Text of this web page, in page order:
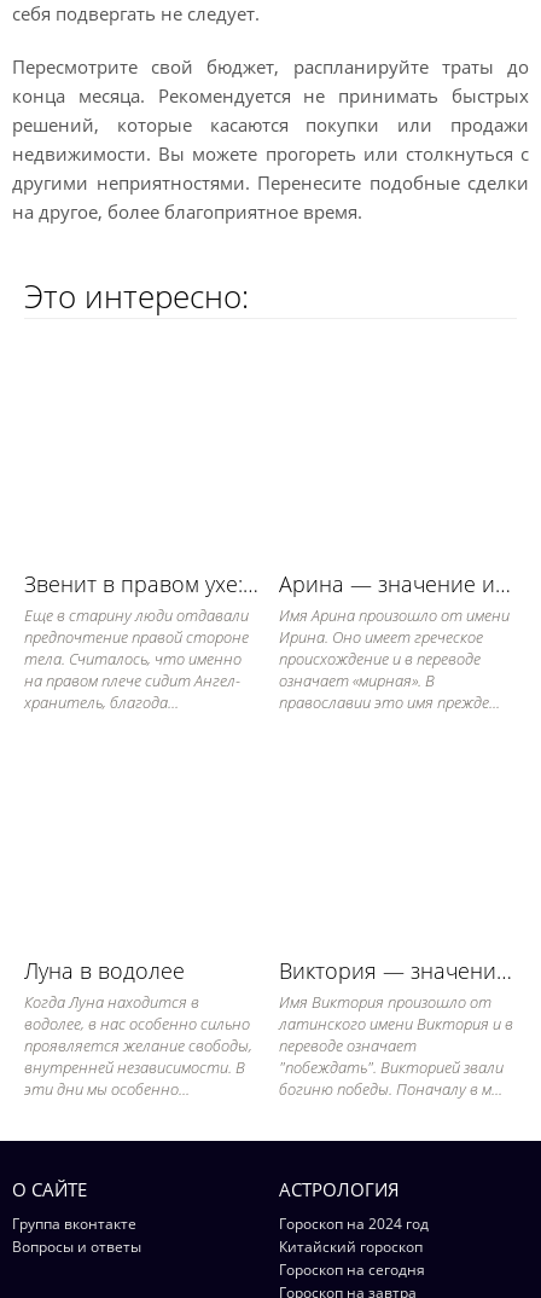
себя подвергать не следует.
Пересмотрите свой бюджет, распланируйте траты до
конца месяца. Рекомендуется не принимать быстрых
решений, которые касаются покупки или продажи
недвижимости. Вы можете прогореть или столкнуться с
другими неприятностями. Перенесите подобные сделки
на другое, более благоприятное время.
Это интересно:
Звенит в правом ухе: примета
Еще в старину люди отдавали
предпочтение правой стороне
тела. Считалось, что именно
на правом плече сидит Ангел-
хранитель, благода...
Арина — значение имени, его судьба и характер
Имя Арина произошло от имени
Ирина. Оно имеет греческое
происхождение и в переводе
означает «мирная». В
православии это имя прежде...
Луна в водолее
Когда Луна находится в
водолее, в нас особенно сильно
проявляется желание свободы,
внутренней независимости. В
эти дни мы особенно...
Виктория — значение имени, его судьба и характер
Имя Виктория произошло от
латинского имени Виктория и в
переводе означает
"побеждать". Викторией звали
богиню победы. Поначалу в м...
О САЙТЕ
Группа вконтакте
Вопросы и ответы
АСТРОЛОГИЯ
Гороскоп на 2024 год
Китайский гороскоп
Гороскоп на сегодня
Гороскоп на завтра